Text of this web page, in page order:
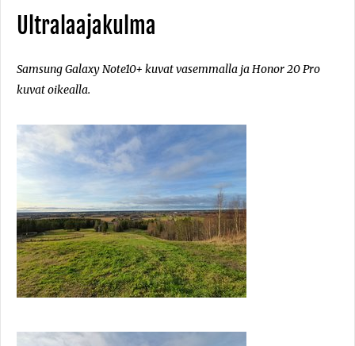
Ultralaajakulma
Samsung Galaxy Note10+ kuvat vasemmalla ja Honor 20 Pro
kuvat oikealla.